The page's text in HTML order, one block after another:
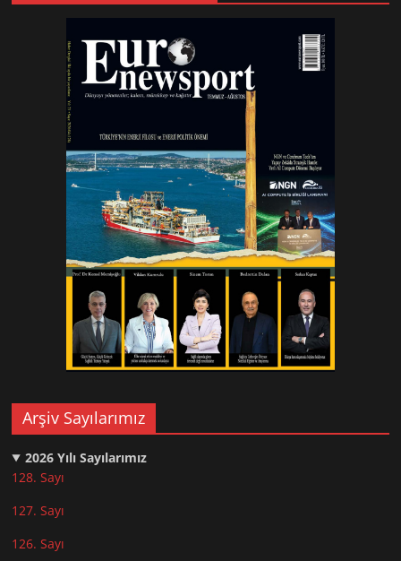
Arşiv Sayılarımız
2026 Yılı Sayılarımız
128. Sayı
127. Sayı
126. Sayı